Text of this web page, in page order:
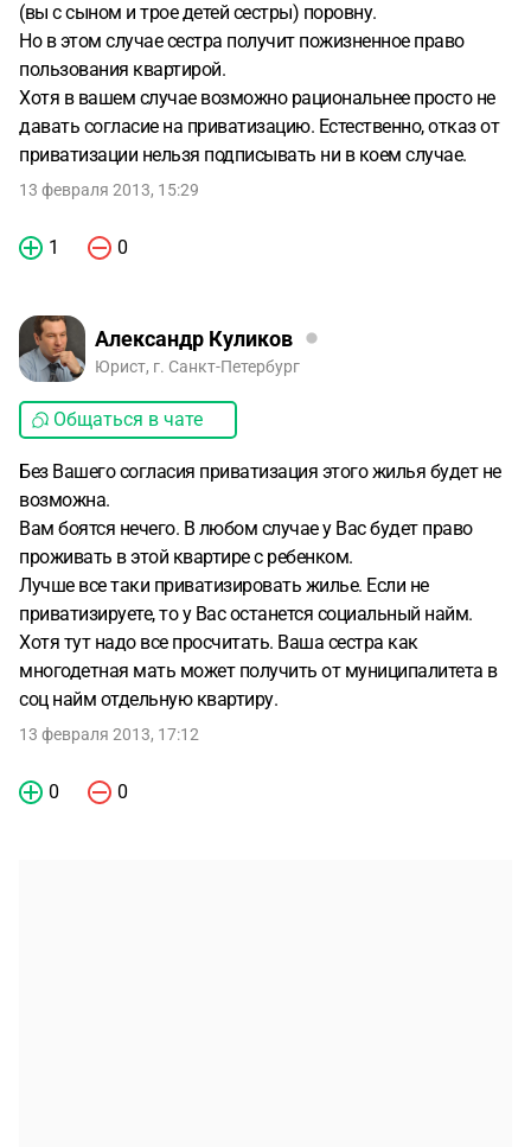
(вы с сыном и трое детей сестры) поровну.
Но в этом случае сестра получит пожизненное право
пользования квартирой.
Хотя в вашем случае возможно рациональнее просто не
давать согласие на приватизацию. Естественно, отказ от
приватизации нельзя подписывать ни в коем случае.
13 февраля 2013, 15:29
1 0
Александр Куликов
Юрист, г. Санкт-Петербург
Общаться в чате
Без Вашего согласия приватизация этого жилья будет не
возможна.
Вам боятся нечего. В любом случае у Вас будет право
проживать в этой квартире с ребенком.
Лучше все таки приватизировать жилье. Если не
приватизируете, то у Вас останется социальный найм.
Хотя тут надо все просчитать. Ваша сестра как
многодетная мать может получить от муниципалитета в
соц найм отдельную квартиру.
13 февраля 2013, 17:12
0 0